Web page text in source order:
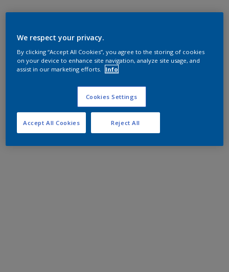
We respect your privacy.
By clicking “Accept All Cookies”, you agree to the storing of cookies
on your device to enhance site navigation, analyze site usage, and
assist in our marketing efforts.
Info
Cookies Settings
Reject All
Accept All Cookies